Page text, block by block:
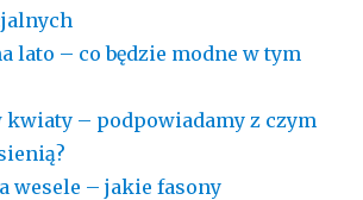
lato – co będzie modne w tym
kwiaty – podpowiadamy z czym
wesele – jakie fasony